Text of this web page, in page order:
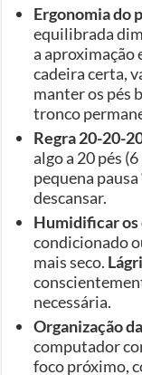
Ergonomia do
equilibrada
a aproximação
cadeira certa,
manter os pés
tronco
Regra 20-20-
algo a 20 pés
pequena
descansar.
Humidificar os
condicionado
mais seco.
necessária.
Organização
computador
foco próximo,